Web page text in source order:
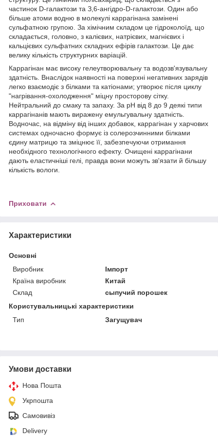
частинок D-галактози та З,6-ангідро-D-галактози. Один або
більше атоми водню в молекулі каррагінана замінені
сульфатною групою. За хімічним складом це гідроколоїд, що
складається, головно, з калієвих, натрієвих, магнієвих і
кальцієвих сульфатних складних ефірів галактози. Це дає
велику кількість структурних варіацій.
Каррагінан має високу гелеутворювальну та водозв'язувальну
здатність. Внаслідок наявності на поверхні негативних зарядів
легко взаємодіє з білками та катіонами; утворює після циклу
"нагрівання-охолодження" міцну просторову сітку.
Нейтральний до смаку та запаху. За pH від 8 до 9 деякі типи
каррагінанів мають виражену емульгувальну здатність.
Водночас, на відміну від інших добавок, каррагінан у харчових
системах одночасно формує із солерозчинними білками
єдину матрицю та зміцнює її, забезпечуючи отримання
необхідного технологічного ефекту. Очищені каррагінани
дають еластичніші гелі, правда вони можуть зв'язати й більшу
кількість вологи.
Приховати
Характеристики
Основні
Виробник
Імпорт
Країна виробник
Китай
Склад
сыпучий порошек
Користувальницькі характеристики
Тип
Загущувач
Умови доставки
Нова Пошта
Укрпошта
Самовивіз
Delivery